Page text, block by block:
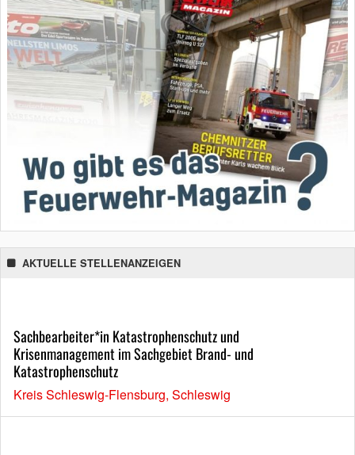
AKTUELLE STELLENANZEIGEN
Sachbearbeiter*in Katastrophenschutz und
Krisenmanagement im Sachgebiet Brand- und
Katastrophenschutz
Kreis Schleswig-Flensburg, Schleswig